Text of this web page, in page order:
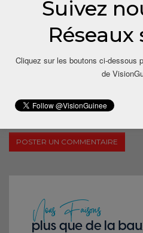
Save my name, email, and
Suivez
Réseaux
Cliquez sur les boutons ci-dessous
de